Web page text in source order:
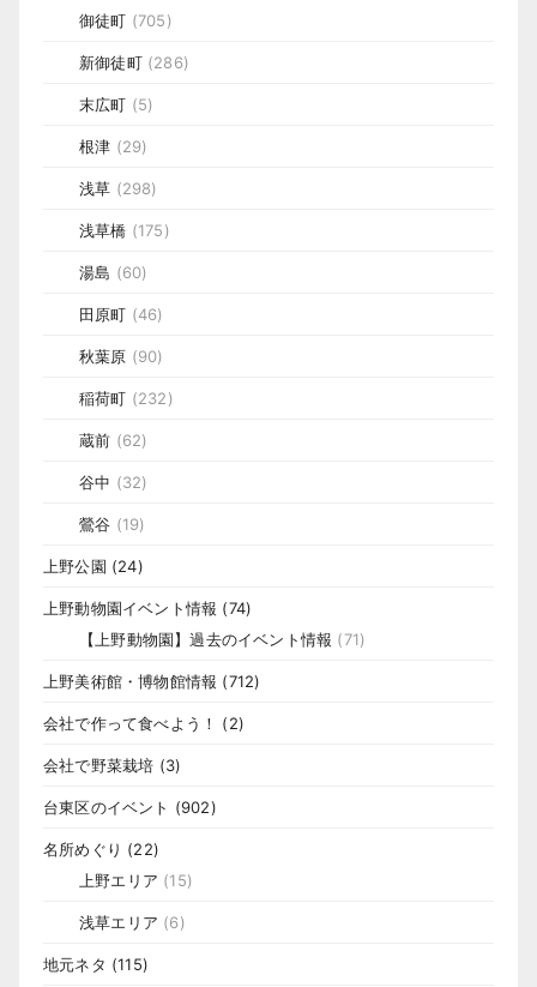
御徒町 (705)
新御徒町(286)
末広町 (5)
根津 (29)
浅草 (298)
浅草橋 (175)
湯島 (60)
田原町 (46)
秋葉原 (90)
稲荷町 (232)
蔵前 (62)
谷中 (32)
鶯谷 (19)
上野公園 (24)
上野動物園イベント情報 (74)
【上野動物園】過去のイベント情報 (71)
上野美術館・博物館情報 (712)
会社で作って食べよう！ (2)
会社で野菜栽培 (3)
台東区のイベント (902)
名所めぐり (22)
上野エリア (15)
浅草エリア (6)
地元ネタ (115)